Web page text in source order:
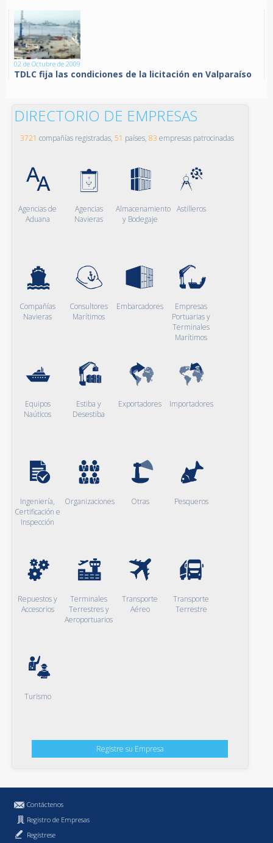
02 de Octubre de 2009
TDLC fija las condiciones de la licitación en Valparaíso
DIRECTORIO DE EMPRESAS
3721 compañías registradas, 51 países, 83 empresas patrocinadas
Agencias de
Aduana
Agencias
Navieras
Almacenamiento
y Bodegaje
Astilleros
Compañías
Navieras
Consultores
Marítimos
Embarcadores
Empresas
Portuarias y
Terminales
Marítimos
Equipos
Naúticos
Estiba y
Desestiba
Exportadores Importadores
Ingeniería,
Certificación e
Inspección
Organizaciones Otras Pesqueros
Repuestos y
Accesorios
Terminales
Terrestres y
Aeroportuarios
Transporte
Aéreo
Transporte
Terrestre
Turismo
Registre su Empresa
Contáctenos
Registro de Empresas
Regístrese